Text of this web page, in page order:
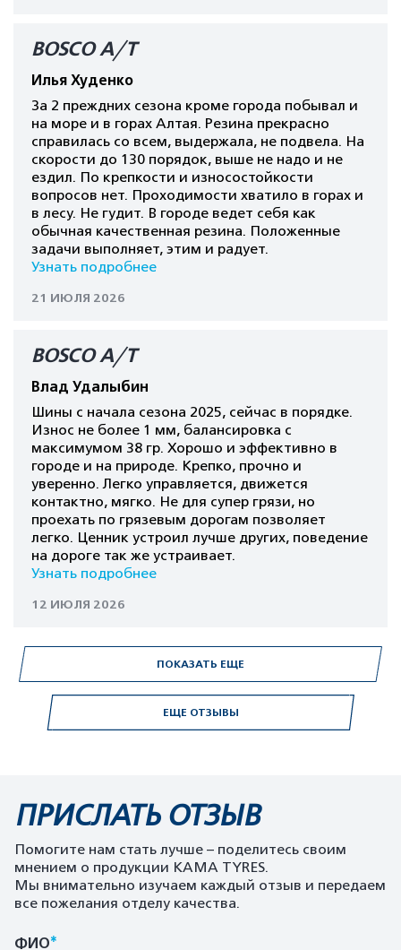
ЕЩЕ ОТЗЫВЫ
BOSCO A/T
Илья Худенко
За 2 преждних сезона кроме города побывал и
на море и в горах Алтая. Резина прекрасно
справилась со всем, выдержала, не подвела. На
скорости до 130 порядок, выше не надо и не
ездил. По крепкости и износостойкости
вопросов нет. Проходимости хватило в горах и
в лесу. Не гудит. В городе ведет себя как
обычная качественная резина. Положенные
задачи выполняет, этим и радует.
Узнать подробнее
21 ИЮЛЯ 2026
BOSCO A/T
Влад Удалыбин
Шины с начала сезона 2025, сейчас в порядке.
Износ не более 1 мм, балансировка с
максимумом 38 гр. Хорошо и эффективно в
городе и на природе. Крепко, прочно и
уверенно. Легко управляется, движется
контактно, мягко. Не для супер грязи, но
проехать по грязевым дорогам позволяет
легко. Ценник устроил лучше других, поведение
на дороге так же устраивает.
Узнать подробнее
12 ИЮЛЯ 2026
ПОКАЗАТЬ ЕЩЕ
ПРИСЛАТЬ ОТЗЫВ
Помогите нам стать лучше – поделитесь своим
мнением о продукции KAMA TYRES.
Мы внимательно изучаем каждый отзыв и передаем
все пожелания отделу качества.
ФИО*